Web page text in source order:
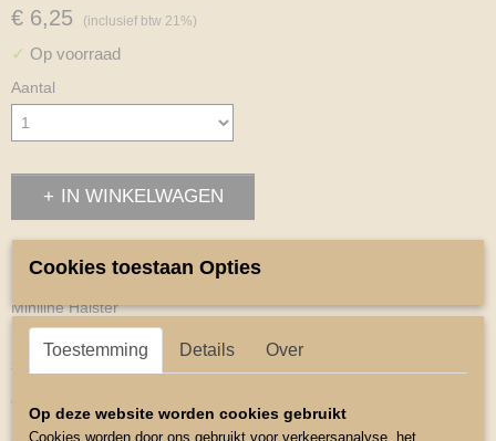
€ 6,25 (inclusief btw 21%)
✓ Op voorraad
Aantal
IN WINKELWAGEN
Omschrijving
Miniline Halster
Deze halsters zijn speciaal ontworpen voor de maten van Mini
shettys American Miniature paardjes
en Falabellas.
2-voudig verstelbaar via gespen met chromen fittingen.
Cookies toestaan Opties
Toestemming Details Over
Op deze website worden cookies gebruikt
Cookies worden door ons gebruikt voor verkeersanalyse, het